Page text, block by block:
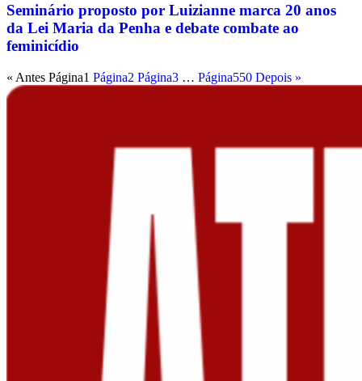
Seminário proposto por Luizianne marca 20 anos
da Lei Maria da Penha e debate combate ao
feminicídio
« Antes Página1 Página2 Página3 … Página550 Depois »